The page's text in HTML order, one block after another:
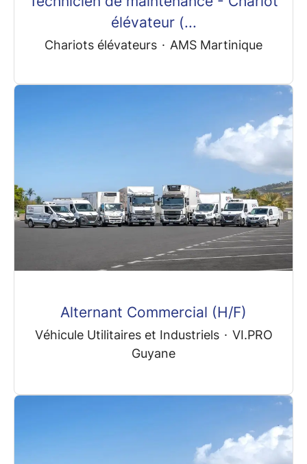
élévateur (...
Chariots élévateurs · AMS Martinique
Alternant Commercial (H/F)
Véhicule Utilitaires et Industriels · VI.PRO
Guyane